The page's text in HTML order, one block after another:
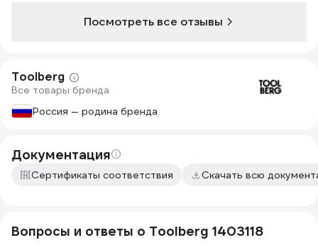
Посмотреть все отзывы
Toolberg
Все товары бренда
Россия — родина бренда
Документация
Сертификаты соответствия Скачать всю
Вопросы и ответы о Toolberg 1403118